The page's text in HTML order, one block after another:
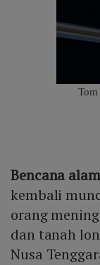
Bencana alam
kembali
orang
dan tanah
Nusa